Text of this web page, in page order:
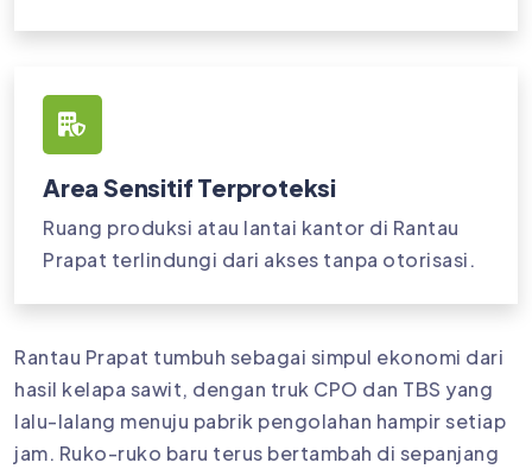
Area Sensitif Terproteksi
Ruang produksi atau lantai kantor di Rantau
Prapat terlindungi dari akses tanpa otorisasi.
Rantau Prapat tumbuh sebagai simpul ekonomi dari
hasil kelapa sawit, dengan truk CPO dan TBS yang
lalu-lalang menuju pabrik pengolahan hampir setiap
jam. Ruko-ruko baru terus bertambah di sepanjang